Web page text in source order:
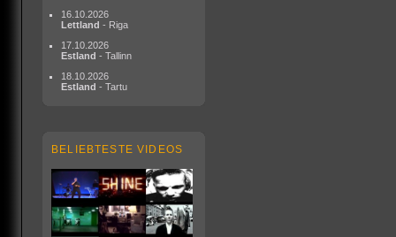
16.10.2026
Lettland - Riga
17.10.2026
Estland - Tallinn
18.10.2026
Estland - Tartu
BELIEBTESTE VIDEOS